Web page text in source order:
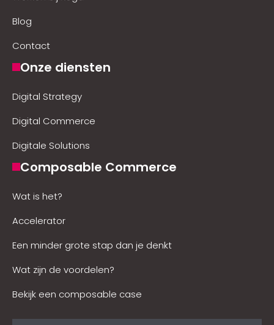
Blog
Contact
Onze diensten
Digital Strategy
Digital Commerce
Digitale Solutions
Composable Commerce
Wat is het?
Accelerator
Een minder grote stap dan je denkt
Wat zijn de voordelen?
Bekijk een composable case